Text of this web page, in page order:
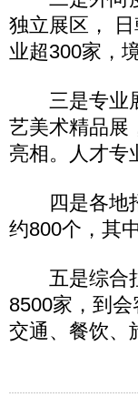
独立展区，
业超300家，
三是专业展
艺美术精品展
亮相。人才专
四是各地招
约800个，其
五是综合拉
8500家，到
交通、餐饮、